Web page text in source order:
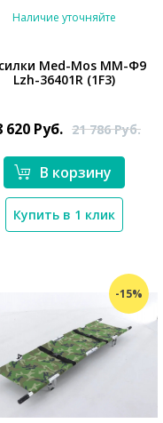
*}
Наличие уточняйте
Med-Mos ММ-Ф9
Lzh-36401R (1F3)
620 Руб. 21 786Руб.
В корзину
Купить в 1 клик
-15%